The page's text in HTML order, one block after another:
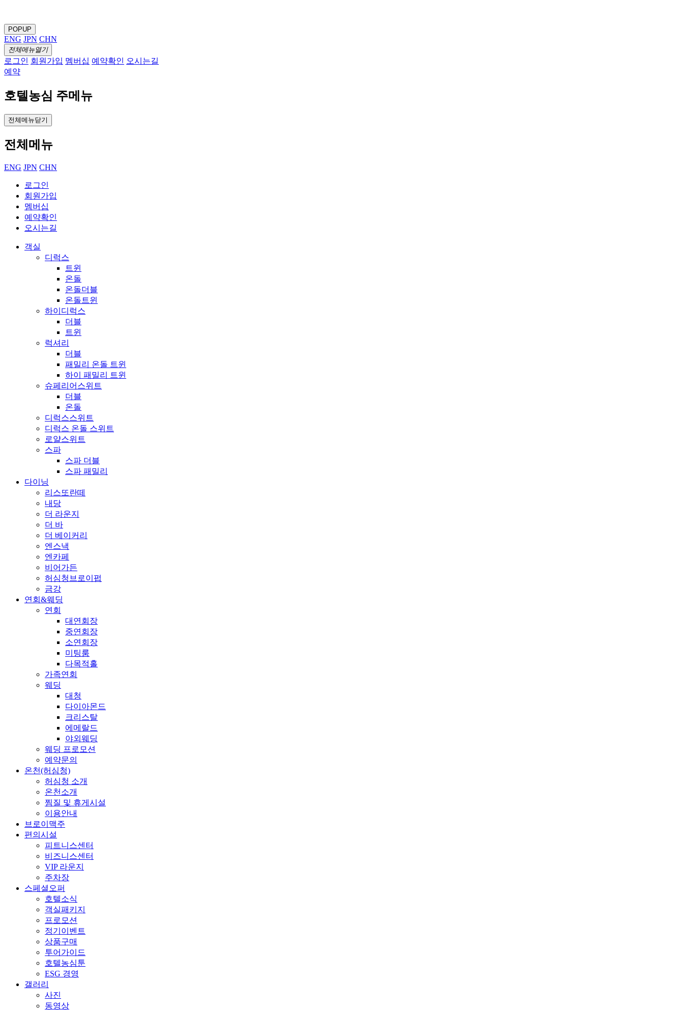
POPUP
ENG JPN CHN
전체메뉴열기
로그인 회원가입 멤버십 예약확인 오시는길
예약
호텔농심 주메뉴
전체메뉴닫기
전체메뉴
ENG JPN CHN
로그인
회원가입
멤버십
예약확인
오시는길
객실
디럭스
트윈
온돌
온돌더블
온돌트윈
하이디럭스
더블
트윈
럭셔리
더블
패밀리 온돌 트윈
하이 패밀리 트윈
슈페리어스위트
더블
온돌
디럭스스위트
디럭스 온돌 스위트
로얄스위트
스파
스파 더블
스파 패밀리
다이닝
리스또란떼
내당
더 라운지
더 바
더 베이커리
엔스낵
엔카페
비어가든
허심청브로이펍
금강
연회&웨딩
연회
대연회장
중연회장
소연회장
미팅룸
다목적홀
가족연회
웨딩
대청
다이아몬드
크리스탈
에메랄드
야외웨딩
웨딩 프로모션
예약문의
온천(허심청)
허심청 소개
온천소개
찜질 및 휴게시설
이용안내
브로이맥주
편의시설
피트니스센터
비즈니스센터
VIP 라운지
주차장
스페셜오퍼
호텔소식
객실패키지
프로모션
정기이벤트
상품구매
투어가이드
호텔농심툰
ESG 경영
갤러리
사진
동영상